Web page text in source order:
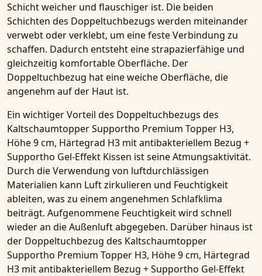
Schicht weicher und flauschiger ist. Die beiden
Schichten des Doppeltuchbezugs werden miteinander
verwebt oder verklebt, um eine feste Verbindung zu
schaffen. Dadurch entsteht eine strapazierfähige und
gleichzeitig komfortable Oberfläche. Der
Doppeltuchbezug hat eine weiche Oberfläche, die
angenehm auf der Haut ist.
Ein wichtiger Vorteil des Doppeltuchbezugs des
Kaltschaumtopper Supportho Premium Topper H3,
Höhe 9 cm, Härtegrad H3 mit antibakteriellem Bezug +
Supportho Gel-Effekt Kissen ist seineAtmungsaktivität.
Durch die Verwendung von luftdurchlässigen
Materialien kann Luft zirkulieren und Feuchtigkeit
ableiten, was zu einem angenehmen Schlafklima
beiträgt. Aufgenommene Feuchtigkeit wird schnell
wieder an die Außenluft abgegeben. Darüber hinaus ist
der Doppeltuchbezug des Kaltschaumtopper
Supportho Premium Topper H3, Höhe 9 cm, Härtegrad
H3 mit antibakteriellem Bezug + Supportho Gel-Effekt